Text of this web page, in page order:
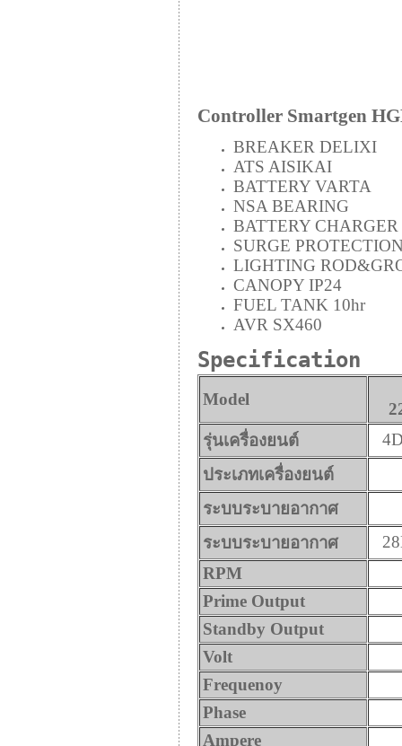
Controller Smartgen
BREAKER DELIXI
ATS AISIKAI
BATTERY VARTA
NSA BEARING
BATTERY CHARGER
SURGE
LIGHTING
CANOPY IP24
FUEL TANK 10hr
AVR SX460
Specification
Model
รุ่นเครื่องยนต์
ประเภทเครื่องยนต์
ระบบระบายอากาศ
ระบบระบายอากาศ
RPM
Prime Output
Standby Output
Volt
Frequenoy
Phase
Ampere